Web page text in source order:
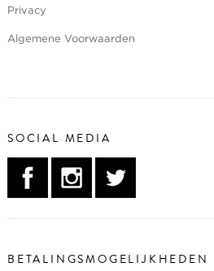
Privacy
Algemene Voorwaarden
SOCIAL MEDIA
BETALINGSMOGELIJKHEDEN